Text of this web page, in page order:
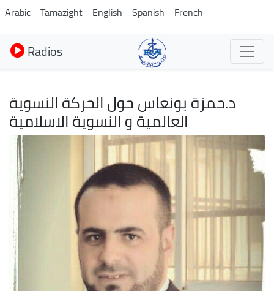
Aller
au
contenu
principal
Arabic Tamazight English Spanish French
Radios
د.حمزة بونعاس حول الحركة النسوية
العالمية و النسوية الاسلامية
Image